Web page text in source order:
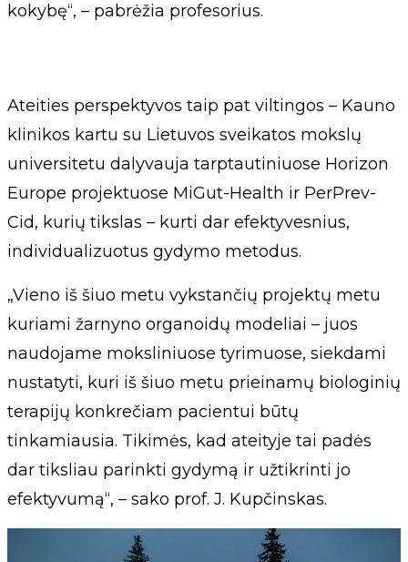
kokybę“, – pabrėžia profesorius.
Ateities perspektyvos taip pat viltingos – Kauno
klinikos kartu su Lietuvos sveikatos mokslų
universitetu dalyvauja tarptautiniuose Horizon
Europe projektuose MiGut-Health ir PerPrev-
Cid, kurių tikslas – kurti dar efektyvesnius,
individualizuotus gydymo metodus.
„Vieno iš šiuo metu vykstančių projektų metu
kuriami žarnyno organoidų modeliai – juos
naudojame moksliniuose tyrimuose, siekdami
nustatyti, kuri iš šiuo metu prieinamų biologinių
terapijų konkrečiam pacientui būtų
tinkamiausia. Tikimės, kad ateityje tai padės
dar tiksliau parinkti gydymą ir užtikrinti jo
efektyvumą“, – sako prof. J. Kupčinskas.